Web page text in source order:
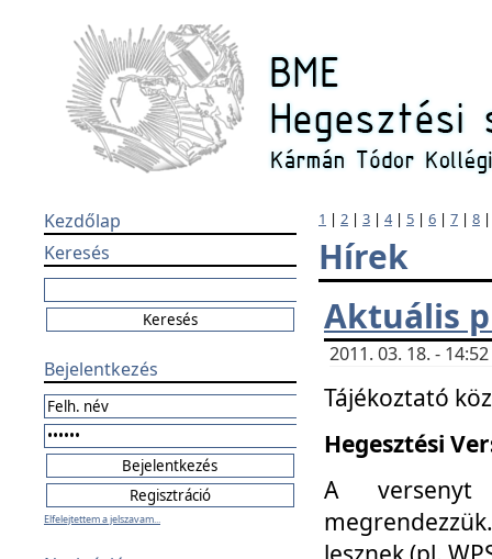
Kezdőlap
Keresés
Bejelentkezés
Elfelejtettem a jelszavam...
1 | 2 | 3 | 4| 5 | 6 | 7 | 8
Hírek
Aktuális
2011. 03. 18. -
Tájékoztató
Hegesztési
A versenyt